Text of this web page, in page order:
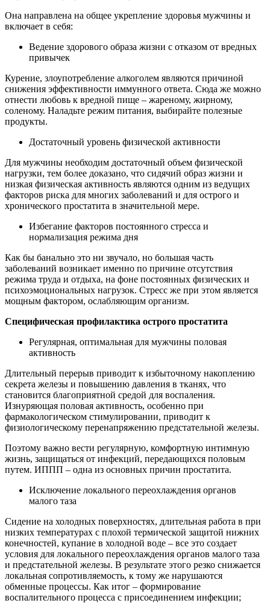
Она направлена на общее укрепление здоровья мужчины и
включает в себя:
Ведение здорового образа жизни с отказом от вредных
привычек
Курение, злоупотребление алкоголем являются причиной
снижения эффективности иммунного ответа. Сюда же можно
отнести любовь к вредной пище – жареному, жирному,
соленому. Наладьте режим питания, выбирайте полезные
продукты.
Достаточный уровень физической активности
Для мужчины необходим достаточный объем физической
нагрузки, тем более доказано, что сидячий образ жизни и
низкая физическая активность являются одним из ведущих
факторов риска для многих заболеваний и для острого и
хронического простатита в значительной мере.
Избегание факторов постоянного стресса и
нормализация режима дня
Как бы банально это ни звучало, но большая часть
заболеваний возникает именно по причине отсутствия
режима труда и отдыха, на фоне постоянных физических и
психоэмоциональных нагрузок. Стресс же при этом является
мощным фактором, ослабляющим организм.
Специфическая профилактика острого простатита
Регулярная, оптимальная для мужчины половая
активность
Длительный перерыв приводит к избыточному накоплению
секрета железы и повышению давления в тканях, что
становится благоприятной средой для воспаления.
Изнуряющая половая активность, особенно при
фармакологическом стимулировании, приводит к
физиологическому перенапряжению предстательной железы.
Поэтому важно вести регулярную, комфортную интимную
жизнь, защищаться от инфекций, передающихся половым
путем. ИППП – одна из основных причин простатита.
Исключение локального переохлаждения органов
малого таза
Сидение на холодных поверхностях, длительная работа в при
низких температурах с плохой термической защитой нижних
конечностей, купание в холодной воде – все это создает
условия для локального переохлаждения органов малого таза
и предстательной железы. В результате этого резко снижается
локальная сопротивляемость, к тому же нарушаются
обменные процессы. Как итог – формирование
воспалительного процесса с присоединением инфекции;